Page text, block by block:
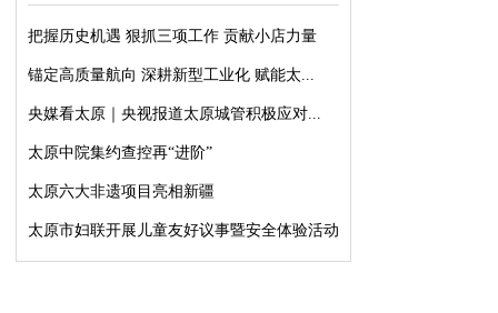
把握历史机遇 狠抓三项工作 贡献小店力量
锚定高质量航向 深耕新型工业化 赋能太...
央媒看太原｜央视报道太原城管积极应对...
太原中院集约查控再“进阶”
太原六大非遗项目亮相新疆
太原市妇联开展儿童友好议事暨安全体验活动